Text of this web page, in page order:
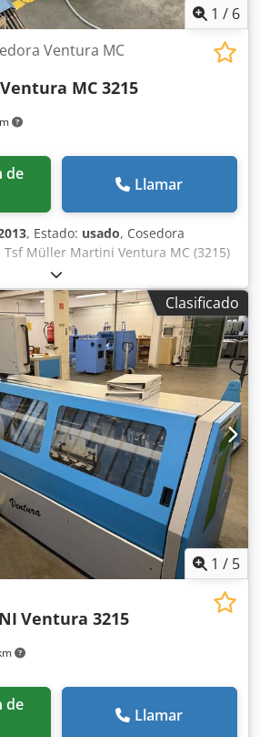
1 / 6
Ventura MC
Ventura MC 3215
Llamar
, Estado: usado, Cosedora
Tsf Müller Martini Ventura MC (3215)
2013 Descripción: - Monitor a color
semiautomático - Marcador -
de imágenes: Asir III - 2 + 2
- Separador de bloques de
de mesa de rodillos - Convertidor
a vacío
Clasificado
1 / 5
Ventura 3215
Llamar